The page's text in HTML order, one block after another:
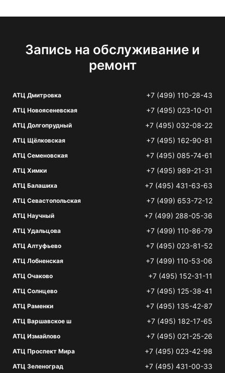
Запись на обслуживание и
ремонт
АТЦ Дмитровка +7 (499) 110-28-43
АТЦ Новоясеневская +7 (495) 023-10-01
АТЦ Долгопрудный +7 (495) 032-08-22
АТЦ Щёлковская +7 (495) 162-90-81
АТЦ Семеновская +7 (495) 085-74-61
АТЦ Химки +7 (495) 989-21-31
АТЦ Балашиха +7 (495) 431-63-63
АТЦ Севастопольская +7 (499) 653-72-12
АТЦ Научный +7 (499) 288-05-36
АТЦ Удальцова +7 (499) 110-86-79
АТЦ Алтуфьево +7 (495) 023-81-52
АТЦ Лобненская +7 (499) 110-53-06
АТЦ Очаково +7 (495) 152-31-11
АТЦ Солнцево +7 (495) 125-38-41
АТЦ Раменки +7 (495) 135-42-87
АТЦ Варшавское ш +7 (495) 182-17-65
АТЦ Измайлово +7 (495) 021-25-26
АТЦ Проспект Мира +7 (495) 023-42-98
АТЦ Зеленоград +7 (495) 431-00-33